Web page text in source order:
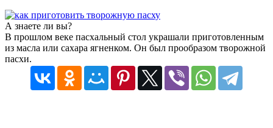
А знаете ли вы?
В прошлом веке пасхальный стол украшали приготовленным
из масла или сахара ягненком. Он был прообразом творожной
пасхи.